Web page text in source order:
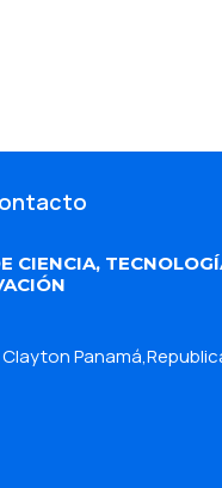
CIENCIA,